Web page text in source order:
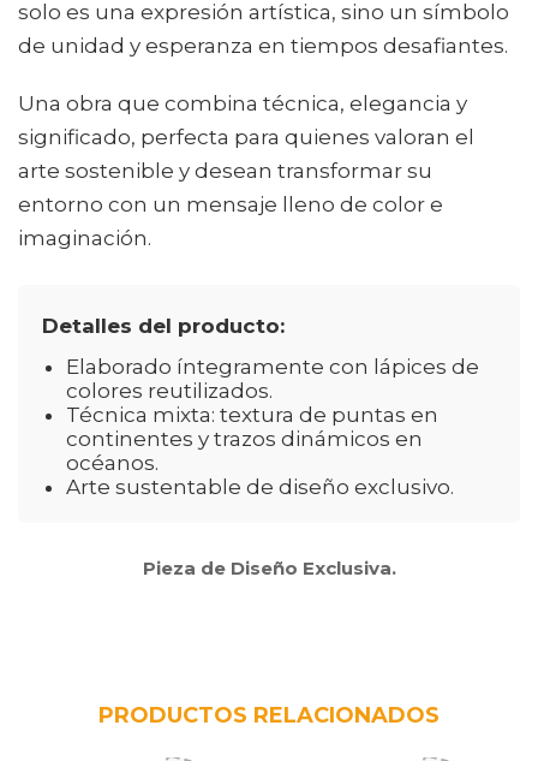
solo es una expresión artística, sino un símbolo
de unidad y esperanza en tiempos desafiantes.
Una obra que combina técnica, elegancia y
significado, perfecta para quienes valoran el
arte sostenible y desean transformar su
entorno con un mensaje lleno de color e
imaginación.
Detalles del producto:
Elaborado íntegramente con lápices de
colores reutilizados.
Técnica mixta: textura de puntas en
continentes y trazos dinámicos en
océanos.
Arte sustentable de diseño exclusivo.
Pieza de Diseño Exclusiva.
PRODUCTOS RELACIONADOS